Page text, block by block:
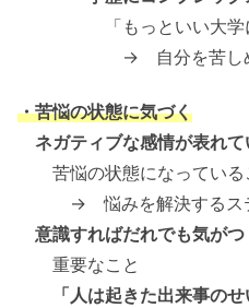
「もっといい大学に
→ 自分を苦しめ
・苦悩の状態に気づく
ネガティブな感情が表れて
苦悩の状態になっている
→ 悩みを解決するステ
意識すればだれでも気が
重要なこと
「人は起きた出来事の